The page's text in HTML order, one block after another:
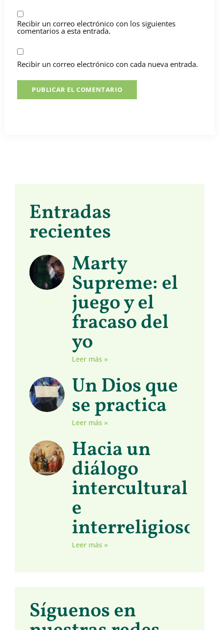
Recibir un correo electrónico con los siguientes
comentarios a esta entrada.
Recibir un correo electrónico con cada nueva entrada.
Entradas
recientes
Marty
Supreme: el
juego y el
fracaso del
yo
Leer más »
Un Dios que
se practica
Leer más »
Hacia un
diálogo
intercultural
e
interreligioso
Leer más »
Síguenos en